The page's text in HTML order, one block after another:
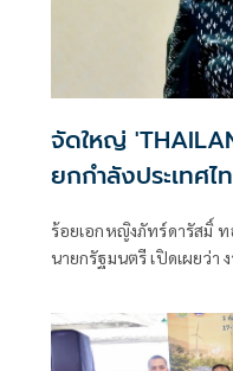
จัดใหญ่
ยกกำลังประเทศไ
ร้อยเอกหญิงภัทร์ดารัสมิ์
นายกรัฐมนตรี เปิดเผยว่า
ครั้งแรกจากการผนึกกำลั